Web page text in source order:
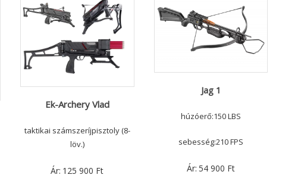
Ek-Archery Vlad
taktikai számszeríjpisztoly (8-
löv.)
Ár: 125 900 Ft
Jag 1
húzóerő:150 LBS
sebesség:210 FPS
Ár: 54 900 Ft